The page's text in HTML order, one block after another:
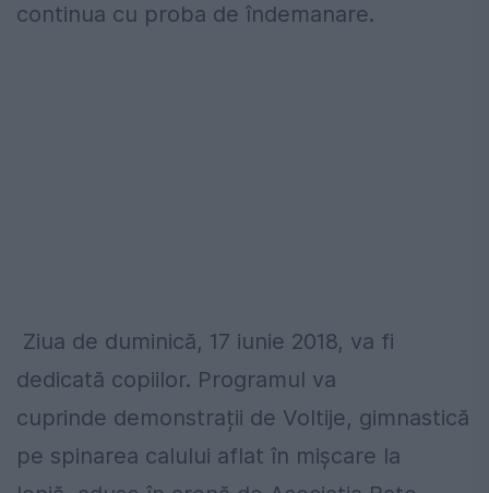
continua cu proba de îndemanare.
Ziua de duminică, 17 iunie 2018, va fi
dedicată copiilor. Programul va
cuprinde demonstrații de Voltije, gimnastică
pe spinarea calului aflat în mișcare la